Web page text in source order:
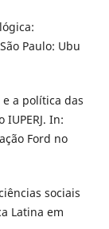
Paulo: Ubu
e a política das
In:
Ford no
sociais
Latina em